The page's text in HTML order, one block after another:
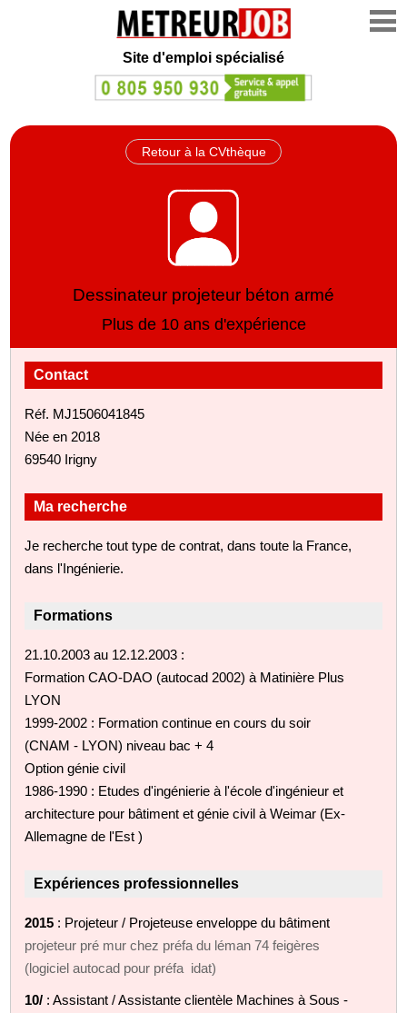
Site d'emploi spécialisé
Retour à la CVthèque
Dessinateur projeteur béton armé
Plus de 10 ans d'expérience
Contact
Réf. MJ1506041845
Née en 2018
69540 Irigny
Ma recherche
Je recherche tout type de contrat, dans toute la France,
dans l'Ingénierie.
Formations
21.10.2003 au 12.12.2003 :
Formation CAO-DAO (autocad 2002) à Matinière Plus
LYON
1999-2002 : Formation continue en cours du soir
(CNAM - LYON) niveau bac + 4
Option génie civil
1986-1990 : Etudes d'ingénierie à l'école d'ingénieur et
architecture pour bâtiment et génie civil à Weimar (Ex-
Allemagne de l'Est )
Expériences professionnelles
2015 : Projeteur / Projeteuse enveloppe du bâtiment
projeteur pré mur chez préfa du léman 74 feigères
(logiciel autocad pour préfa idat)
10/ : Assistant / Assistante clientèle Machines à Sous -